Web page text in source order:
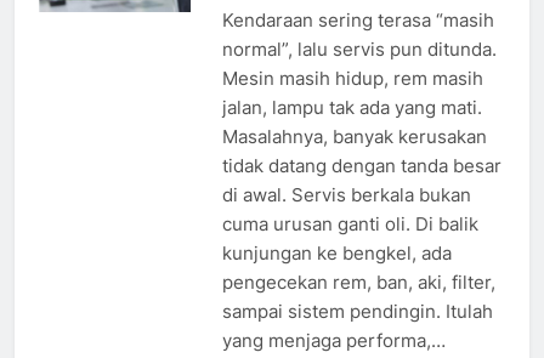
Kendaraan sering terasa “masih
normal”, lalu servis pun ditunda.
Mesin masih hidup, rem masih
jalan, lampu tak ada yang mati.
Masalahnya, banyak kerusakan
tidak datang dengan tanda besar
di awal. Servis berkala bukan
cuma urusan ganti oli. Di balik
kunjungan ke bengkel, ada
pengecekan rem, ban, aki, filter,
sampai sistem pendingin. Itulah
yang menjaga performa,…